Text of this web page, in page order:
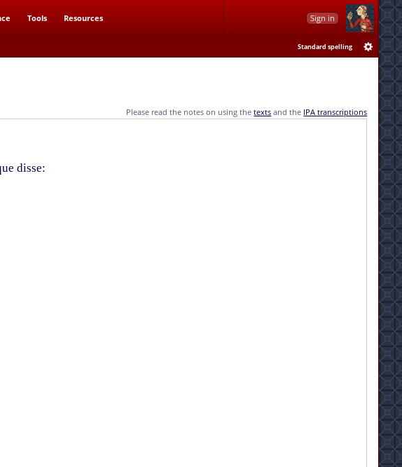
Tools Resources Sign in
Standard spelling
Please read the notes on using thetexts and the IPA transcriptions
disse: